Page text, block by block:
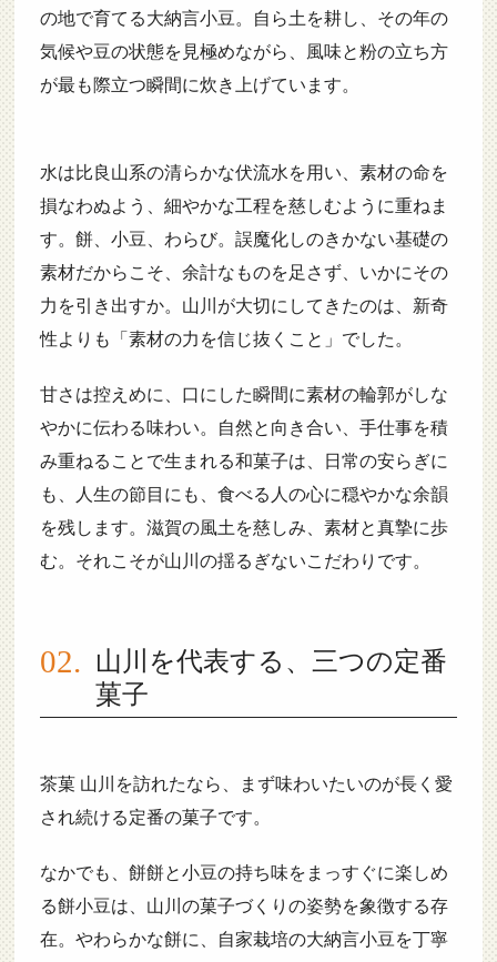
の地で育てる大納言小豆。自ら土を耕し、その年の
気候や豆の状態を見極めながら、風味と粉の立ち方
が最も際立つ瞬間に炊き上げています。
水は比良山系の清らかな伏流水を用い、素材の命を
損なわぬよう、細やかな工程を慈しむように重ねま
す。餅、小豆、わらび。誤魔化しのきかない基礎の
素材だからこそ、余計なものを足さず、いかにその
力を引き出すか。山川が大切にしてきたのは、新奇
性よりも「素材の力を信じ抜くこと」でした。
甘さは控えめに、口にした瞬間に素材の輪郭がしな
やかに伝わる味わい。自然と向き合い、手仕事を積
み重ねることで生まれる和菓子は、日常の安らぎに
も、人生の節目にも、食べる人の心に穏やかな余韻
を残します。滋賀の風土を慈しみ、素材と真摯に歩
む。それこそが山川の揺るぎないこだわりです。
山川を代表する、三つの定番
菓子
茶菓 山川を訪れたなら、まず味わいたいのが長く愛
され続ける定番の菓子です。
なかでも、餅餅と小豆の持ち味をまっすぐに楽しめ
る餅小豆は、山川の菓子づくりの姿勢を象徴する存
在。やわらかな餅に、自家栽培の大納言小豆を丁寧